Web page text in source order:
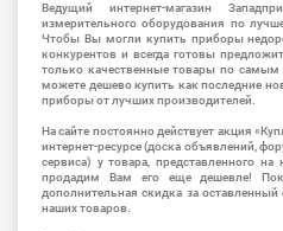
Ведущий интернет-магазин
измерительного оборудования по
Чтобы Вы могли купить приборы
конкурентов и всегда готовы
только качественные товары по
можете дешево купить как последние
приборы от лучших производителей.
На сайте постоянно действует акция
интернет-ресурсе (доска объявлений,
сервиса) у товара, представленного
продадим Вам его еще дешевле!
дополнительная скидка за
наших товаров.